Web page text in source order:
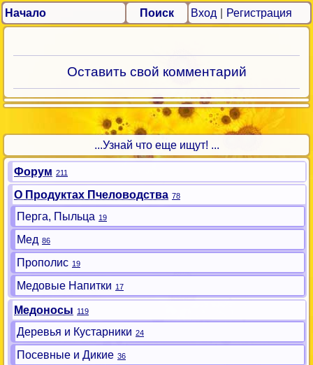
Начало Поиск Вход Регистрация
Оставить свой комментарий
...Узнай что еще ищут! ...
Форум 211
О Продуктах Пчеловодства 78
Перга, Пыльца 19
Мед 86
Прополис 19
Медовые Напитки 17
Медоносы 119
Деревья и Кустарники 24
Посевные и Дикие 36